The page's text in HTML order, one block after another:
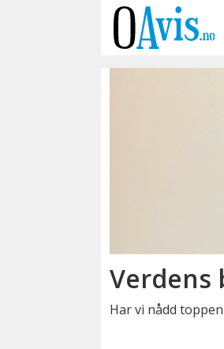
Verdens
Har vi nådd